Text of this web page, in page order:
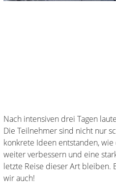
Nach intensiven drei Tagen
Die Teilnehmer sind nicht nur
konkrete Ideen entstanden,
weiter verbessern und eine
letzte Reise dieser Art bleiben.
wir auch!